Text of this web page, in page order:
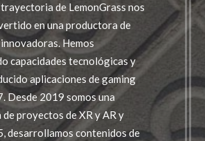
de LemonGrass nos
en una productora de
Hemos
capacidades tecnológicas y
aplicaciones de gaming
Desde 2019 somos una
proyectos de XR y AR y
desarrollamos contenidos de